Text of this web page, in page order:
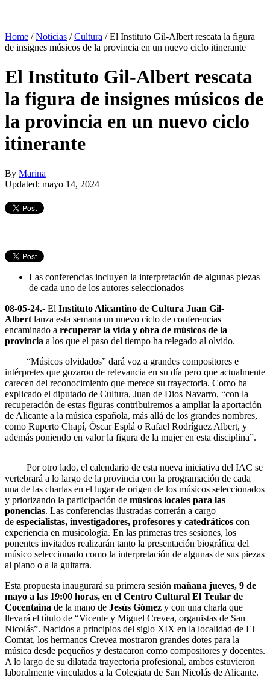
Home /Noticias /Cultura /El Instituto Gil-Albert rescata la figura
de insignes músicos de la provincia en un nuevo ciclo itinerante
El Instituto Gil-Albert rescata
la figura de insignes músicos de
la provincia en un nuevo ciclo
itinerante
By Marina
Updated: mayo 14, 2024
Las conferencias incluyen la interpretación de algunas piezas
de cada uno de los autores seleccionados
08-05-24.- El Instituto Alicantino de Cultura Juan Gil-
Albert lanza esta semana un nuevo ciclo de conferencias
encaminado a recuperar la vida y obra de músicos de la
provincia a los que el paso del tiempo ha relegado al olvido.
“Músicos olvidados” dará voz a grandes compositores e
intérpretes que gozaron de relevancia en su día pero que actualmente
carecen del reconocimiento que merece su trayectoria. Como ha
explicado el diputado de Cultura, Juan de Dios Navarro, “con la
recuperación de estas figuras contribuiremos a ampliar la aportación
de Alicante a la música española, más allá de los grandes nombres,
como Ruperto Chapí, Óscar Esplá o Rafael Rodríguez Albert, y
además poniendo en valor la figura de la mujer en esta disciplina”.
Por otro lado, el calendario de esta nueva iniciativa del IAC se
vertebrará a lo largo de la provincia con la programación de cada
una de las charlas en el lugar de origen de los músicos seleccionados
y priorizando la participación de músicos locales para las
ponencias. Las conferencias ilustradas correrán a cargo
de especialistas, investigadores, profesores y catedráticos con
experiencia en musicología. En las primeras tres sesiones, los
ponentes invitados realizarán tanto la presentación biográfica del
músico seleccionado como la interpretación de algunas de sus piezas
al piano o a la guitarra.
Esta propuesta inaugurará su primera sesión mañana jueves, 9 de
mayo a las 19:00 horas, en el Centro Cultural El Teular de
Cocentaina de la mano de Jesús Gómez y con una charla que
llevará el título de “Vicente y Miguel Crevea, organistas de San
Nicolás”. Nacidos a principios del siglo XIX en la localidad de El
Comtat, los hermanos Crevea mostraron grandes dotes para la
música desde pequeños y destacaron como compositores y docentes.
A lo largo de su dilatada trayectoria profesional, ambos estuvieron
laboralmente vinculados a la Colegiata de San Nicolás de Alicante.